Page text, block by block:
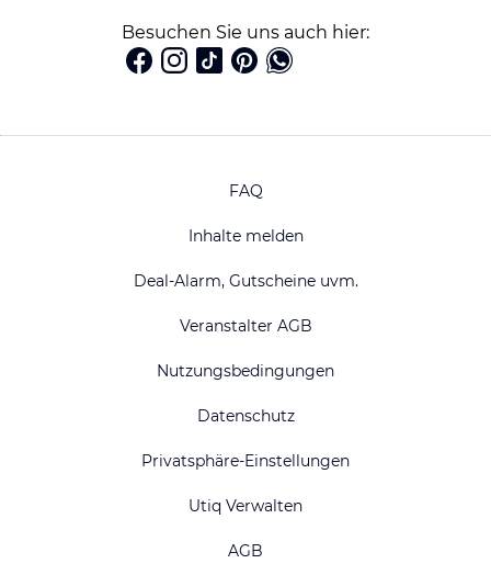
Besuchen Sie uns auch hier:
FAQ
Inhalte melden
Deal-Alarm, Gutscheine uvm.
Veranstalter AGB
Nutzungsbedingungen
Datenschutz
Privatsphäre-Einstellungen
Utiq Verwalten
AGB